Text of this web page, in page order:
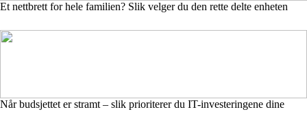
Et nettbrett for hele familien? Slik velger du den rette delte enheten
Når budsjettet er stramt – slik prioriterer du IT-investeringene dine